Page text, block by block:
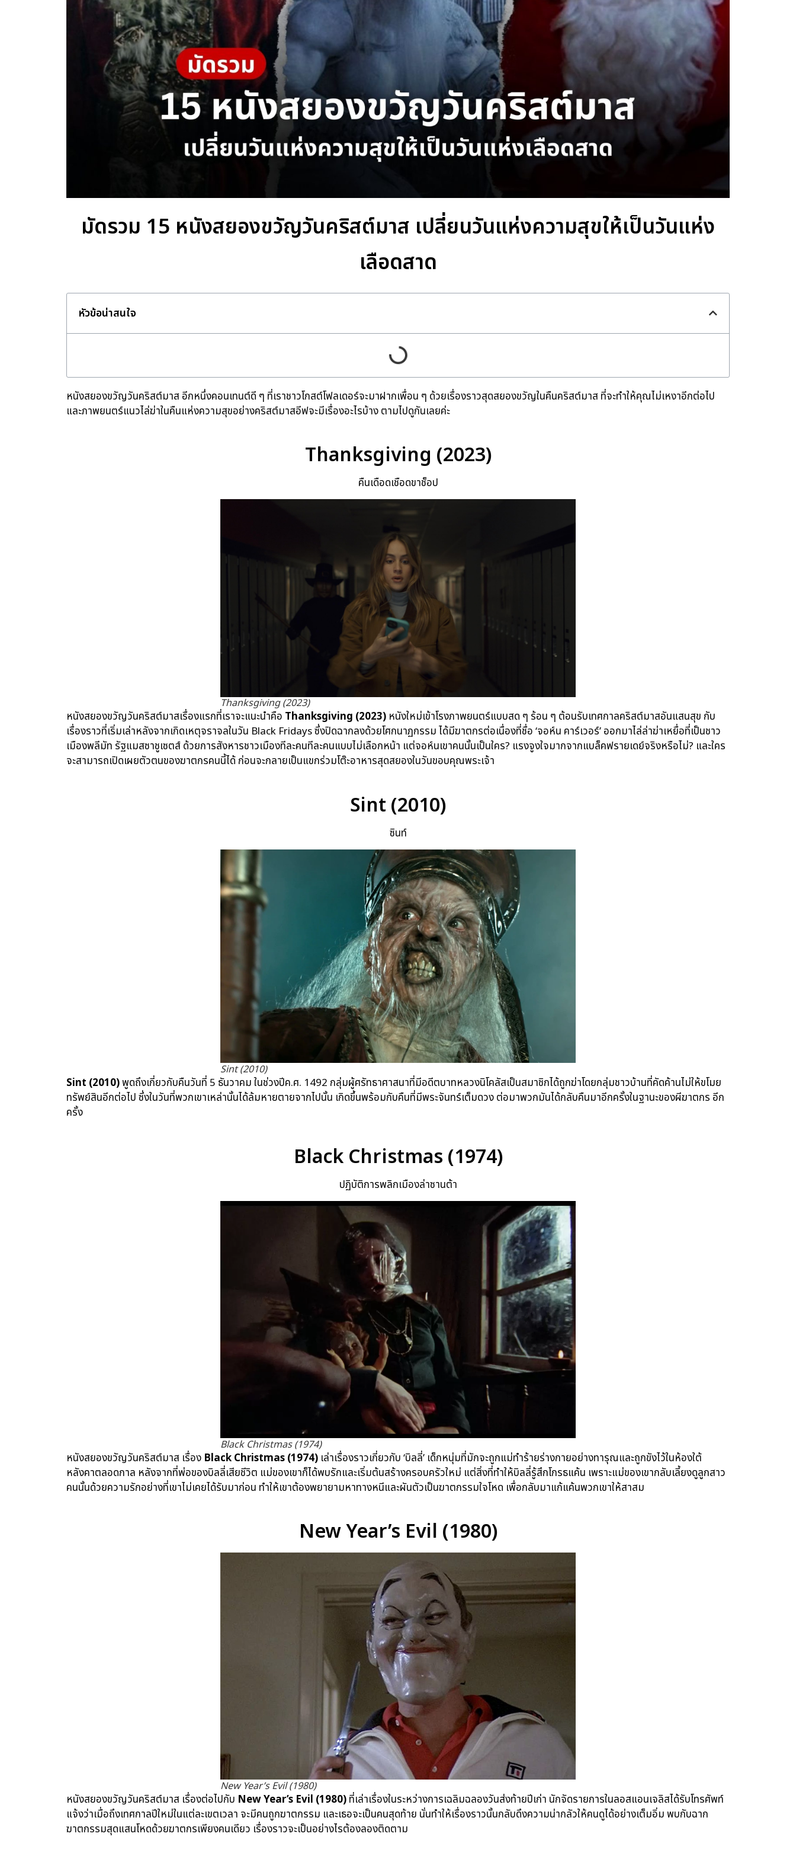
มัดรวม 15 หนังสยองขวัญวันคริสต์มาส เปลี่ยนวันแห่งความสุขให้เป็นวันแห่ง
เลือดสาด
หัวข้อน่าสนใจ
หนังสยองขวัญวันคริสต์มาส อีกหนึ่งคอนเทนต์ดี ๆ ที่เราชาวโกสต์โฟลเดอร์จะมาฝากเพื่อน ๆ ด้วยเรื่องราวสุดสยองขวัญในคืนคริสต์มาส ที่จะทำให้คุณไม่เหงาอีกต่อไป
และภาพยนตร์แนวไล่ฆ่าในคืนแห่งความสุขอย่างคริสต์มาสอีฟจะมีเรื่องอะไรบ้าง ตามไปดูกันเลยค่ะ
Thanksgiving (2023)
คืนเดือดเชือดขาช็อป
Thanksgiving (2023)
หนังสยองขวัญวันคริสต์มาสเรื่องแรกที่เราจะแนะนำคือ Thanksgiving (2023) หนังใหม่เข้าโรงภาพยนตร์แบบสด ๆ ร้อน ๆ ต้อนรับเทศกาลคริสต์มาสอันแสนสุข กับ
เรื่องราวที่เริ่มเล่าหลังจากเกิดเหตุจราจลในวัน Black Fridays ซึ่งปิดฉากลงด้วยโศกนาฏกรรม ได้มีฆาตกรต่อเนื่องที่ชื่อ ‘จอห์น คาร์เวอร์’ ออกมาไล่ล่าฆ่าเหยื่อที่เป็นชาว
เมืองพลีมัท รัฐแมสซาชูเซตส์ ด้วยการสังหารชาวเมืองทีละคนทีละคนแบบไม่เลือกหน้า แต่จอห์นเขาคนนั้นเป็นใคร? แรงจูงใจมากจากแบล็คฟรายเดย์จริงหรือไม่? และใคร
จะสามารถเปิดเผยตัวตนของฆาตกรคนนี้ได้ ก่อนจะกลายเป็นแขกร่วมโต๊ะอาหารสุดสยองในวันขอบคุณพระเจ้า
Sint (2010)
ซินท์
Sint (2010)
Sint (2010)พูดถึงเกี่ยวกับคืนวันที่ 5 ธันวาคม ในช่วงปีค.ศ. 1492 กลุ่มผู้ศรัทธาศาสนาที่มีอดีตบาทหลวงนิโคลัสเป็นสมาชิกได้ถูกฆ่าโดยกลุ่มชาวบ้านที่คัดค้านไม่ให้ขโมย
ทรัพย์สินอีกต่อไป ซึ่งในวันที่พวกเขาเหล่านั้นได้ล้มหายตายจากไปนั้น เกิดขึ้นพร้อมกับคืนที่มีพระจันทร์เต็มดวง ต่อมาพวกมันได้กลับคืนมาอีกครั้งในฐานะของผีฆาตกร อีก
ครั้ง
Black Christmas (1974)
ปฏิบัติการพลิกเมืองล่าซานต้า
Black Christmas (1974)
หนังสยองขวัญวันคริสต์มาส เรื่อง Black Christmas (1974) เล่าเรื่องราวเกี่ยวกับ ‘บิลลี่’ เด็กหนุ่มที่มักจะถูกแม่ทำร้ายร่างกายอย่างทารุณและถูกขังไว้ในห้องใต้
หลังคาตลอดกาล หลังจากที่พ่อของบิลลี่เสียชีวิต แม่ของเขาก็ได้พบรักและเริ่มต้นสร้างครอบครัวใหม่ แต่สิ่งที่ทำให้บิลลี่รู้สึกโกรธแค้น เพราะแม่ของเขากลับเลี้ยงดูลูกสาว
คนนั้นด้วยความรักอย่างที่เขาไม่เคยได้รับมาก่อน ทำให้เขาต้องพยายามหาทางหนีและผันตัวเป็นฆาตกรรมใจโหด เพื่อกลับมาแก้แค้นพวกเขาให้สาสม
New Year’s Evil (1980)
New Year’s Evil (1980)
หนังสยองขวัญวันคริสต์มาส เรื่องต่อไปกับ New Year’s Evil (1980)ที่เล่าเรื่องในระหว่างการเฉลิมฉลองวันส่งท้ายปีเก่า นักจัดรายการในลอสแอนเจลิสได้รับโทรศัพท์
แจ้งว่าเมื่อถึงเทศกาลปีใหม่ในแต่ละเขตเวลา จะมีคนถูกฆาตกรรม และเธอจะเป็นคนสุดท้าย นั่นทำให้เรื่องราวนั้นกลับดึงความน่ากลัวให้คนดูได้อย่างเต็มอิ่ม พบกับฉาก
ฆาตกรรมสุดแสนโหดด้วยฆาตกรเพียงคนเดียว เรื่องราวจะเป็นอย่างไรต้องลองติดตาม